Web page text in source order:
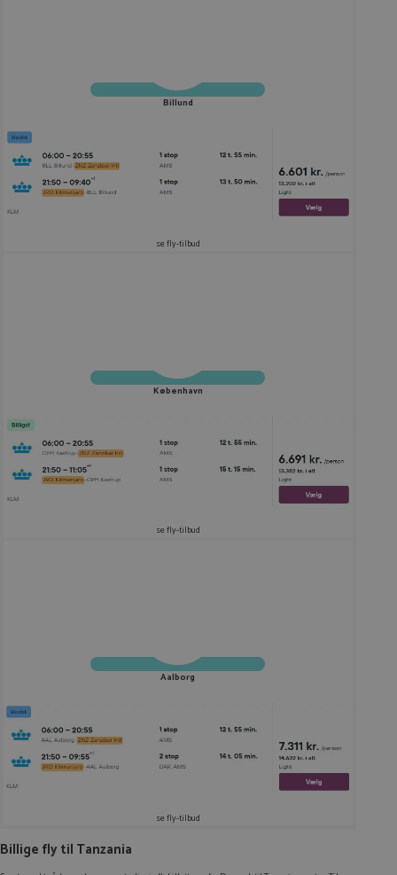
Billund
se fly-tilbud
København
se fly-tilbud
Aalborg
se fly-tilbud
Billige fly til Tanzania